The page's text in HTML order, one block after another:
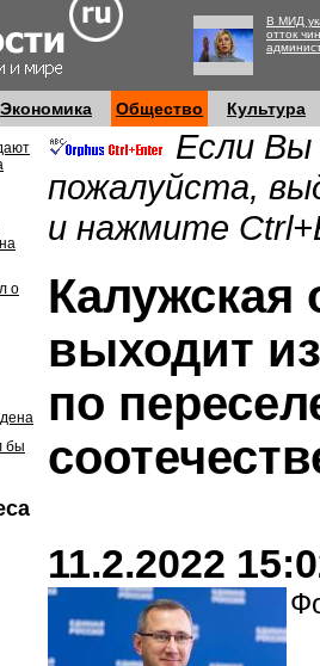
В МИД
отток
Экономика Общество Культура
о
бы
Если Вы
пожалуйста,
и нажмите
Калужская
выходит
по
11.2.2022